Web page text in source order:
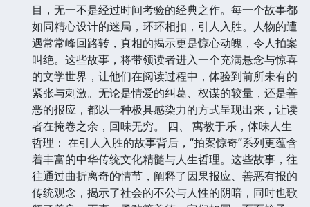
目，无一不是经过时间考验的经典之作。每一个故事都
如同精心设计的迷局，环环相扣，引人入胜。人物的遭
遇常常峰回路转，真相的揭示更是惊心动魄，令人拍案
叫绝。这些故事，将带领读者进入一个充满悬念与惊喜
的文学世界，让他们在阅读过程中，体验到前所未有的
紧张与刺激。无论是情爱的纠葛、权谋的较量，还是善
恶的报应，都以一种极具感染力的方式呈现出来，让读
者在掩卷之余，回味无穷。 四、 寓教于乐，体味人生
哲理： 在引人入胜的故事背后，“拍案惊奇”系列更蕴含
着丰富的中华传统文化精髓与人生哲理。这些故事，往
往通过曲折离奇的情节，阐释了因果报应、善恶有报的
传统观念，揭示了社会的不公与人性的阴暗，同时也歌